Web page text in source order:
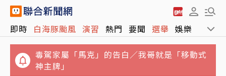
即時 白海豚颱風 演習 熱門 要聞 選舉 娛樂 運動
神主牌」
結婚基金全賠光！準新娘借錢拚翻本輸慘 崩潰
想悔婚：放男友自由